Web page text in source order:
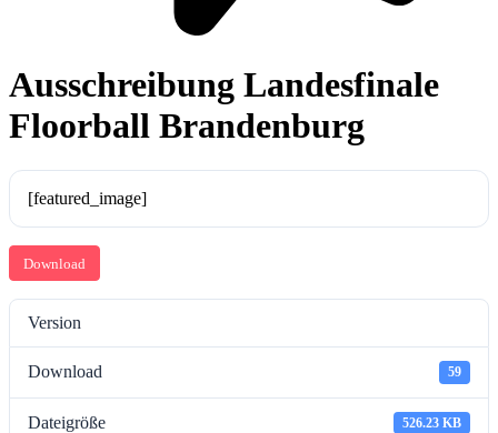
Ausschreibung Landesfinale
Floorball Brandenburg
[featured_image]
Download
Version
Download 59
Dateigröße 526.23 KB